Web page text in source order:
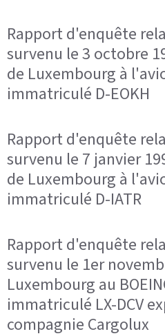
Rapport d'enquête
survenu le 3 octobre
de Luxembourg à
immatriculé D-EOKH
Rapport d'enquête
survenu le 7 janvier
de Luxembourg à
immatriculé D-IATR
Rapport d'enquête
survenu le 1er
Luxembourg au
immatriculé LX-DCV
compagnie Cargolux